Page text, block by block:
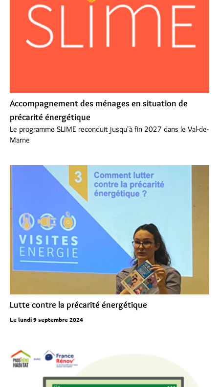
Accompagnement des ménages en situation de
précarité énergétique
Le programme SLIME reconduit jusqu'à fin 2027 dans le Val-de-
Marne
Lutte contre la précarité énergétique
Le lundi 9 septembre 2024